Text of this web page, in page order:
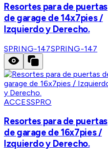
Resortes para de puertas
de garage de 14x7pies /
Izquierdo y Derecho.
SPRING-147SPRING-147
ACCESSPRO
Resortes para de puertas
de garage de 16x7pies /
Izquierdo y Derecho.